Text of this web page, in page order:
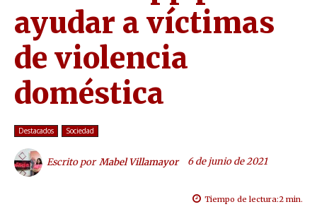
ayudar a víctimas
de violencia
doméstica
Destacados Sociedad
Escrito por Mabel Villamayor 6 de junio de 2021
Tiempo de lectura:2 min.